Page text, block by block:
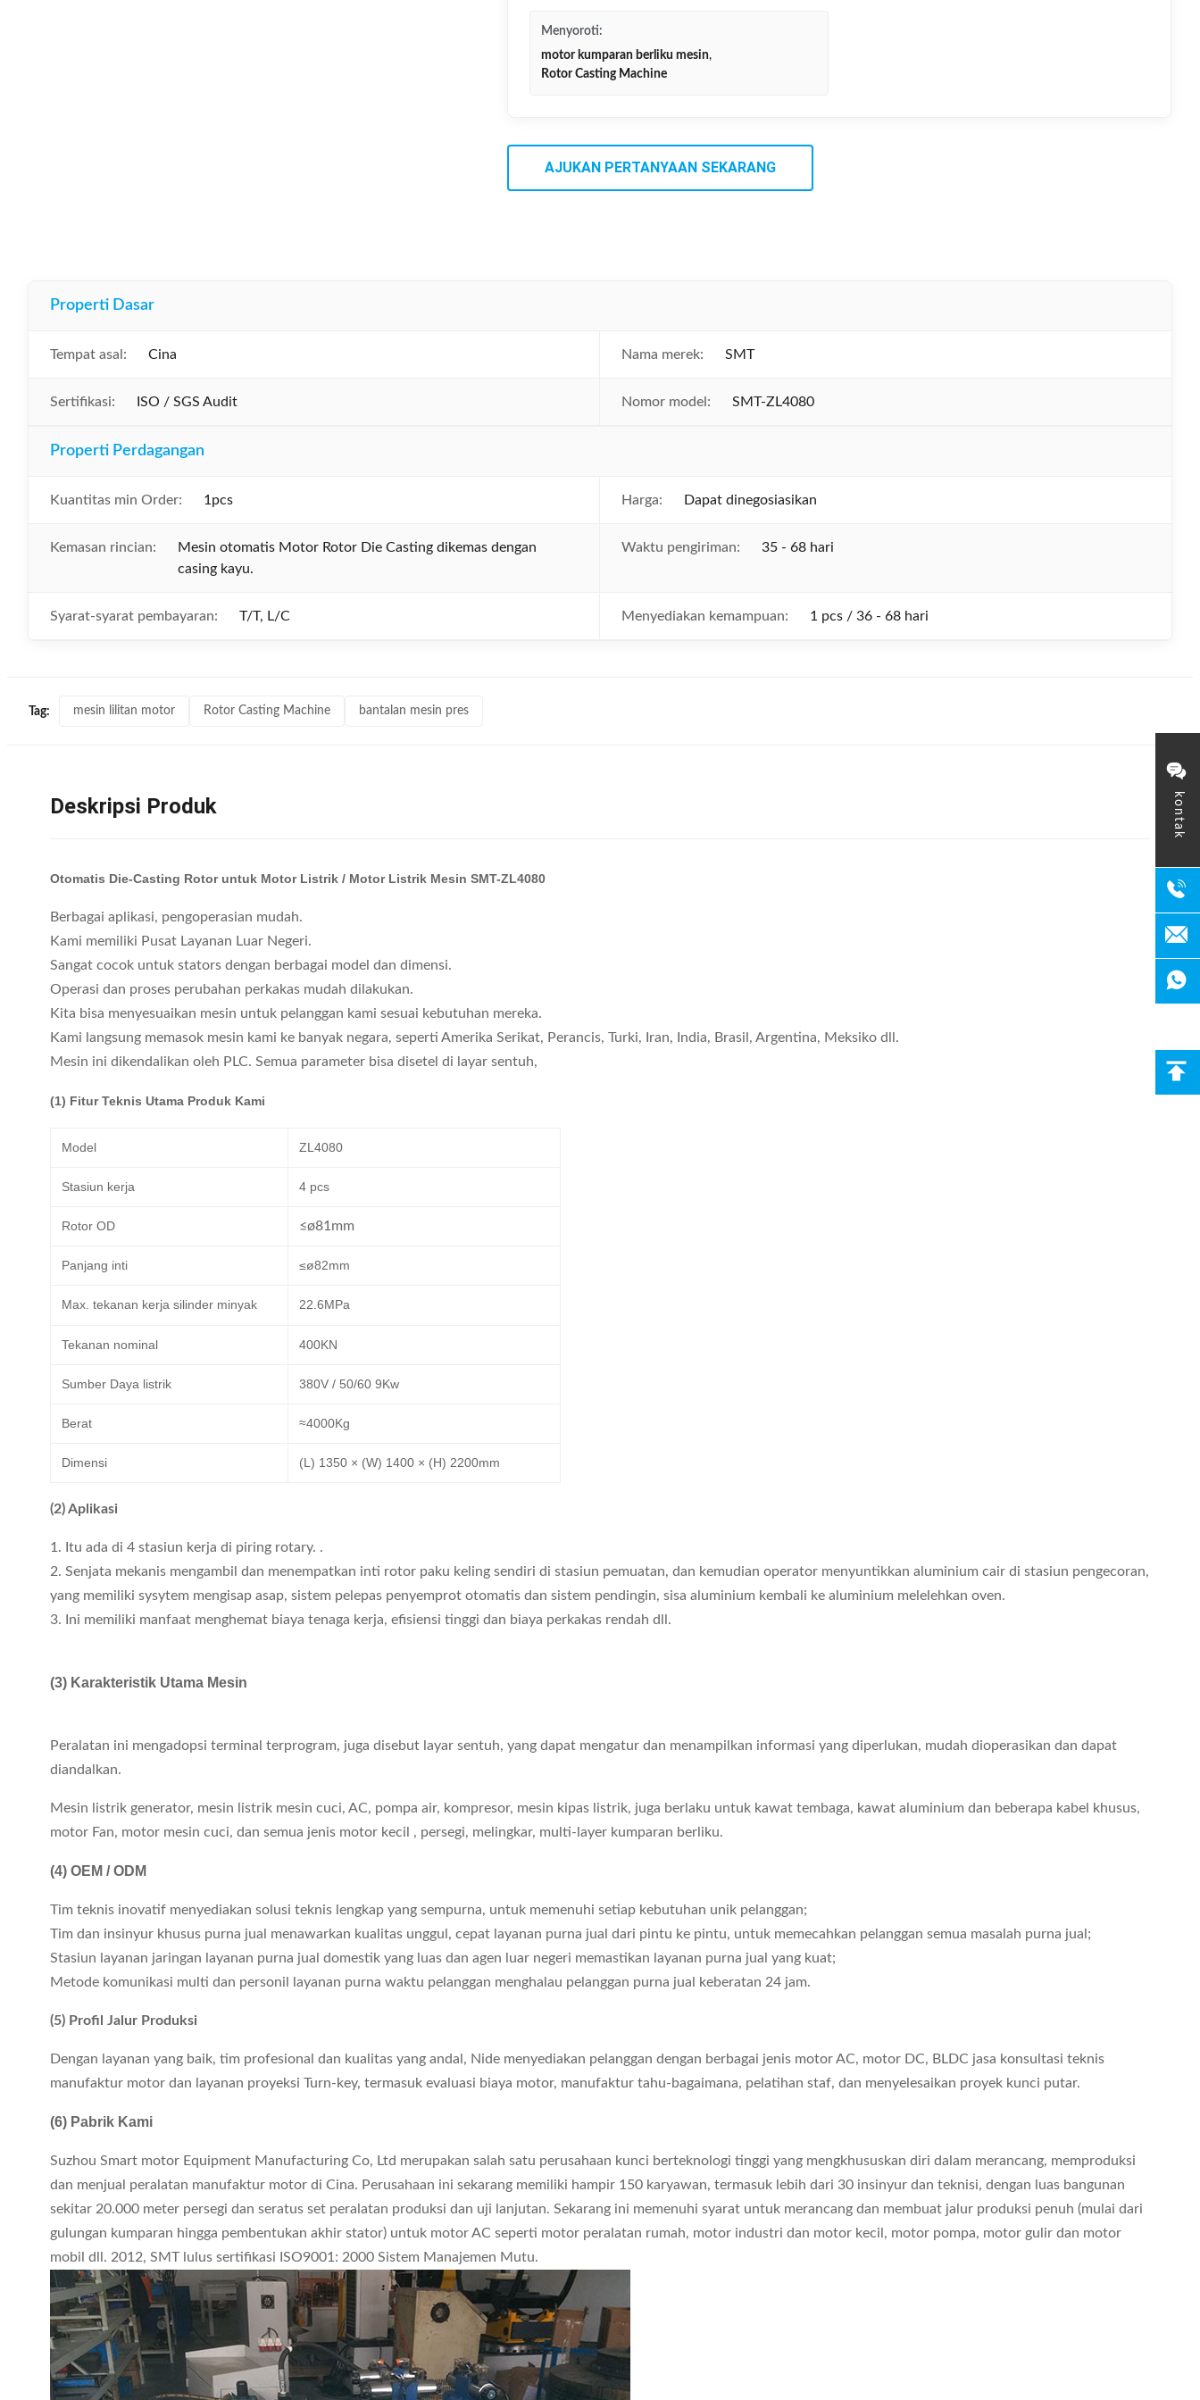
kontak
Menyoroti:
motor kumparan berliku mesin,
Rotor Casting Machine
AJUKAN PERTANYAAN SEKARANG
Properti Dasar
Tempat asal: Cina Nama merek: SMT
Sertifikasi: ISO / SGS Audit Nomor model: SMT-ZL4080
Properti Perdagangan
Kuantitas min Order: 1pcs Harga: Dapat dinegosiasikan
Kemasan rincian:
Mesin otomatis Motor Rotor Die Casting dikemas dengan
casing kayu.
Waktu pengiriman: 35 - 68 hari
Syarat-syarat pembayaran: T/T, L/C Menyediakan kemampuan: 1 pcs / 36 - 68 hari
Tag: mesin lilitan motor Rotor Casting Machine bantalan mesin pres
Deskripsi Produk
Otomatis Die-Casting Rotor untuk Motor Listrik / Motor Listrik Mesin SMT-ZL4080
Berbagai aplikasi, pengoperasian mudah.
Kami memiliki Pusat Layanan Luar Negeri.
Sangat cocok untuk stators dengan berbagai model dan dimensi.
Operasi dan proses perubahan perkakas mudah dilakukan.
Kita bisa menyesuaikan mesin untuk pelanggan kami sesuai kebutuhan mereka.
Kami langsung memasok mesin kami ke banyak negara, seperti Amerika Serikat, Perancis, Turki, Iran, India, Brasil, Argentina, Meksiko dll.
Mesin ini dikendalikan oleh PLC. Semua parameter bisa disetel di layar sentuh,
(1) Fitur Teknis Utama Produk Kami
Model ZL4080
Stasiun kerja 4 pcs
Rotor OD ≤ø81mm
Panjang inti ≤ø82mm
Max. tekanan kerja silinder minyak 22.6MPa
Tekanan nominal 400KN
Sumber Daya listrik 380V / 50/60 9Kw
Berat ≈4000Kg
Dimensi (L) 1350 × (W) 1400 × (H) 2200mm
(2) Aplikasi
1. Itu ada di 4 stasiun kerja di piring rotary. .
2. Senjata mekanis mengambil dan menempatkan inti rotor paku keling sendiri di stasiun pemuatan, dan kemudian operator menyuntikkan aluminium cair di stasiun pengecoran,
yang memiliki sysytem mengisap asap, sistem pelepas penyemprot otomatis dan sistem pendingin, sisa aluminium kembali ke aluminium melelehkan oven.
3. Ini memiliki manfaat menghemat biaya tenaga kerja, efisiensi tinggi dan biaya perkakas rendah dll.
(3) Karakteristik Utama Mesin
Peralatan ini mengadopsi terminal terprogram, juga disebut layar sentuh, yang dapat mengatur dan menampilkan informasi yang diperlukan, mudah dioperasikan dan dapat
diandalkan.
Mesin listrik generator, mesin listrik mesin cuci, AC, pompa air, kompresor, mesin kipas listrik, juga berlaku untuk kawat tembaga, kawat aluminium dan beberapa kabel khusus,
motor Fan, motor mesin cuci, dan semua jenis motor kecil , persegi, melingkar, multi-layer kumparan berliku.
(4) OEM / ODM
Tim teknis inovatif menyediakan solusi teknis lengkap yang sempurna, untuk memenuhi setiap kebutuhan unik pelanggan;
Tim dan insinyur khusus purna jual menawarkan kualitas unggul, cepat layanan purna jual dari pintu ke pintu, untuk memecahkan pelanggan semua masalah purna jual;
Stasiun layanan jaringan layanan purna jual domestik yang luas dan agen luar negeri memastikan layanan purna jual yang kuat;
Metode komunikasi multi dan personil layanan purna waktu pelanggan menghalau pelanggan purna jual keberatan 24 jam.
(5) Profil Jalur Produksi
Dengan layanan yang baik, tim profesional dan kualitas yang andal, Nide menyediakan pelanggan dengan berbagai jenis motor AC, motor DC, BLDC jasa konsultasi teknis
manufaktur motor dan layanan proyeksi Turn-key, termasuk evaluasi biaya motor, manufaktur tahu-bagaimana, pelatihan staf, dan menyelesaikan proyek kunci putar.
(6) Pabrik Kami
Suzhou Smart motor Equipment Manufacturing Co, Ltd merupakan salah satu perusahaan kunci berteknologi tinggi yang mengkhususkan diri dalam merancang, memproduksi
dan menjual peralatan manufaktur motor di Cina. Perusahaan ini sekarang memiliki hampir 150 karyawan, termasuk lebih dari 30 insinyur dan teknisi, dengan luas bangunan
sekitar 20.000 meter persegi dan seratus set peralatan produksi dan uji lanjutan. Sekarang ini memenuhi syarat untuk merancang dan membuat jalur produksi penuh (mulai dari
gulungan kumparan hingga pembentukan akhir stator) untuk motor AC seperti motor peralatan rumah, motor industri dan motor kecil, motor pompa, motor gulir dan motor
mobil dll. 2012, SMT lulus sertifikasi ISO9001: 2000 Sistem Manajemen Mutu.